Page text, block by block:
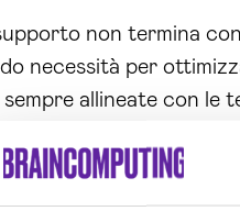
non termina
necessità per
allineate con le
Computing per la tua
di crescita e